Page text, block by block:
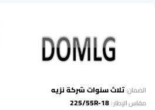
الضمان:ثلاث سنوات شركة نزيه
مقاس الإطار:
225/55R-18